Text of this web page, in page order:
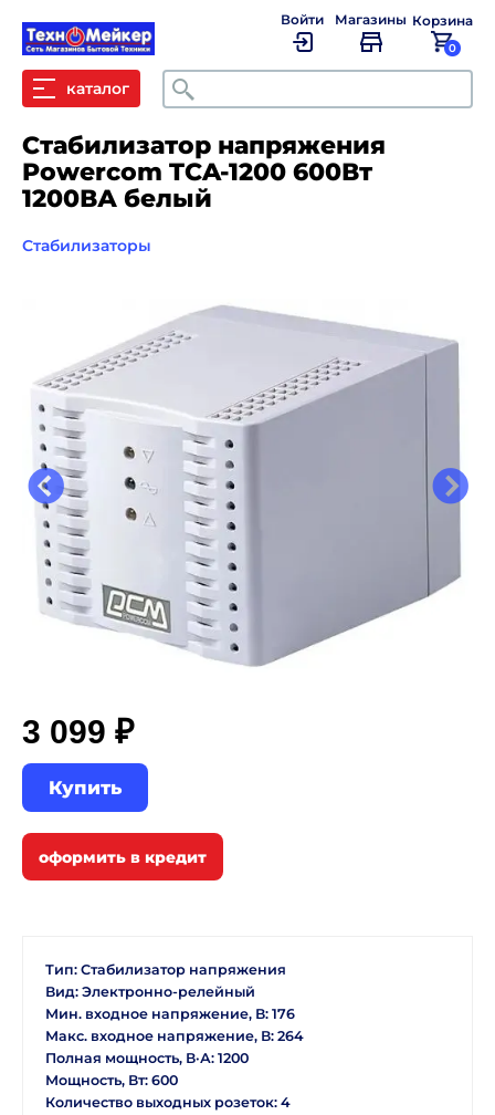
каталог Поиск
Войти Магазины Корзина
0
Стабилизатор напряжения
Powercom TCA-1200 600Вт
1200ВА белый
Стабилизаторы
3 099 ₽
Купить
Тип: Стабилизатор напряжения
Вид: Электронно-релейный
Мин. входное напряжение, В: 176
Макс. входное напряжение, В: 264
Полная мощность, В·А: 1200
Мощность, Вт: 600
Количество выходных розеток: 4